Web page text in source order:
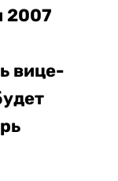
2007
вице-